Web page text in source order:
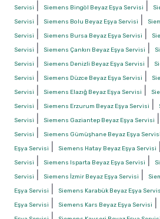
Servisi
Siemens Bingöl Beyaz Eşya Servisi
Servisi
Siemens Bolu Beyaz Eşya Servisi
Servisi
Siemens Bursa Beyaz Eşya Servisi
Servisi
Siemens Çankırı Beyaz Eşya Servisi
Servisi
Siemens Denizli Beyaz Eşya Servisi
Servisi
Siemens Düzce Beyaz Eşya Servisi
Servisi
Siemens Elazığ Beyaz Eşya Servisi
Servisi
Siemens Erzurum Beyaz Eşya Servisi
Servisi
Siemens Gaziantep Beyaz Eşya Servisi
Servisi
Siemens Gümüşhane Beyaz Eşya Servisi
Eşya Servisi
Siemens Hatay Beyaz Eşya Servisi
Servisi
Siemens Isparta Beyaz Eşya Servisi
Servisi
Siemens İzmir Beyaz Eşya Servisi
Eşya Servisi
Siemens Karabük Beyaz Eşya
Eşya Servisi
Siemens Kars Beyaz Eşya Servisi